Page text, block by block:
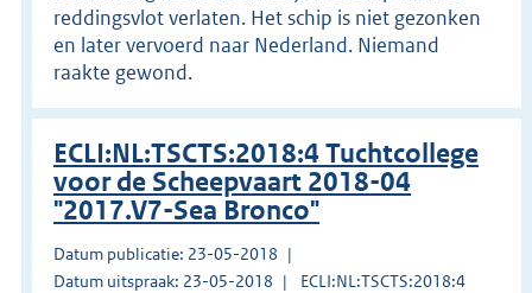
reddingsvlot verlaten. Het schip is niet gezonken
en later vervoerd naar Nederland. Niemand
raakte gewond.
ECLI:NL:TSCTS:2018:4 Tuchtcollege
voor de Scheepvaart 2018-04
"2017.V7-Sea Bronco"
Datum publicatie: 23-05-2018
Datum uitspraak: 23-05-2018
ECLI:NL:TSCTS:2018:4